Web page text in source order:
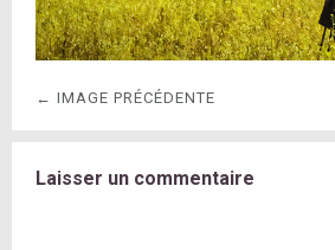
← IMAGE PRÉCÉDENTE
Laisser un commentaire